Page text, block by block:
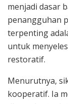
menjadi dasar
penangguhan
terpenting
untuk
restoratif.
Menurutnya,
kooperatif. Ia